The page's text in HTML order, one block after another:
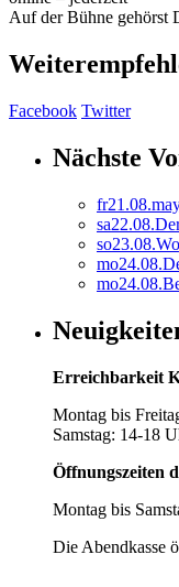
Auf der Bühne gehörst
Facebook Twitter
Nächste
fr21.08.
sa22.08.
so23.08.
mo24.08.
mo24.08.
Erreichbarkeit
Montag bis
Samstag: 14-18
Öffnungszeiten
Montag bis
Die Abendkasse